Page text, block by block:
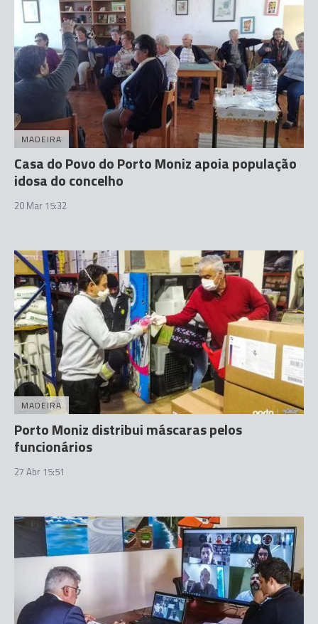
MADEIRA
Casa do Povo do Porto Moniz apoia população
idosa do concelho
20 Mar 15:32
MADEIRA
Porto Moniz distribui máscaras pelos
funcionários
27 Abr 15:51